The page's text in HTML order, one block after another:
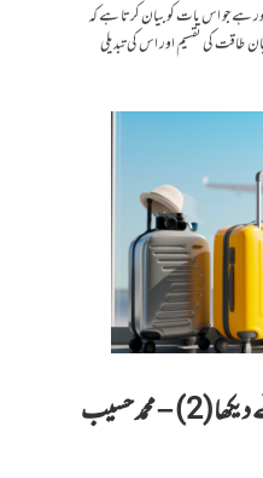
ہے جو اس بات کو بیان کرتا ہے کہ
طاقت کی تقسیم اور اس کی تبدیلی
سفرنامہ: چین: جیسا میں نے دیکھا(2) – محمد حسیب